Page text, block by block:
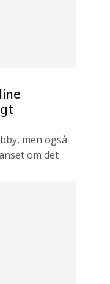
men også
om det